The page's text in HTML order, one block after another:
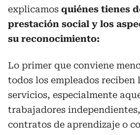
explicamos quiénes tienes
prestación social y los
su reconocimiento:
Lo primer que conviene
todos los empleados reciben
servicios, especialmente
trabajadores
contratos de aprendizaje o